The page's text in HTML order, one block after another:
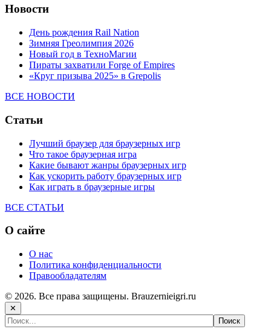
Новости
День рождения Rail Nation
Зимняя Греолимпия 2026
Новый год в ТехноМагии
Пираты захватили Forge of Empires
«Круг призыва 2025» в Grepolis
ВСЕ НОВОСТИ
Статьи
Лучший браузер для браузерных игр
Что такое браузерная игра
Какие бывают жанры браузерных игр
Как ускорить работу браузерных игр
Как играть в браузерные игры
ВСЕ СТАТЬИ
О сайте
О нас
Политика конфиденциальности
Правообладателям
© 2026. Все права защищены. Brauzernieigri.ru
✕